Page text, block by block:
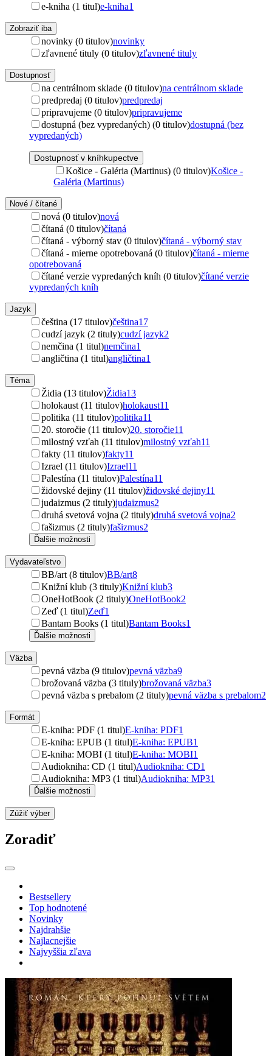
e-kniha (1 titul)e-kniha1
Zobraziť iba
novinky (0 titulov)novinky
zľavnené tituly (0 titulov)zľavnené tituly
Dostupnosť
na centrálnom sklade (0 titulov)na centrálnom sklade
predpredaj (0 titulov)predpredaj
pripravujeme (0 titulov)pripravujeme
dostupná (bez vypredaných) (0 titulov)dostupná (bez
vypredaných)
Dostupnosť v kníhkupectve
Košice - Galéria (Martinus) (0 titulov)Košice -
Galéria (Martinus)
Nové / čítané
nová (0 titulov)nová
čítaná (0 titulov)čítaná
čítaná - výborný stav (0 titulov)čítaná - výborný stav
čítaná - mierne opotrebovaná (0 titulov)čítaná - mierne
opotrebovaná
čítané verzie vypredaných kníh (0 titulov)čítané verzie
vypredaných kníh
Jazyk
čeština (17 titulov)čeština17
cudzí jazyk (2 tituly)cudzí jazyk2
nemčina (1 titul)nemčina1
angličtina (1 titul)angličtina1
Téma
Židia (13 titulov)Židia13
holokaust (11 titulov)holokaust11
politika (11 titulov)politika11
20. storočie (11 titulov)20. storočie11
milostný vzťah (11 titulov)milostný vzťah11
fakty (11 titulov)fakty11
Izrael (11 titulov)Izrael11
Palestína (11 titulov)Palestína11
židovské dejiny (11 titulov)židovské dejiny11
judaizmus (2 tituly)judaizmus2
druhá svetová vojna (2 tituly)druhá svetová vojna2
fašizmus (2 tituly)fašizmus2
Ďalšie možnosti
Vydavateľstvo
BB/art (8 titulov)BB/art8
Knižní klub (3 tituly)Knižní klub3
OneHotBook (2 tituly)OneHotBook2
Zeď (1 titul)Zeď1
Bantam Books (1 titul)Bantam Books1
Ďalšie možnosti
Väzba
pevná väzba (9 titulov)pevná väzba9
brožovaná väzba (3 tituly)brožovaná väzba3
pevná väzba s prebalom (2 tituly)pevná väzba s prebalom2
Formát
E-kniha: PDF (1 titul)E-kniha: PDF1
E-kniha: EPUB (1 titul)E-kniha: EPUB1
E-kniha: MOBI (1 titul)E-kniha: MOBI1
Audiokniha: CD (1 titul)Audiokniha: CD1
Audiokniha: MP3 (1 titul)Audiokniha: MP31
Ďalšie možnosti
Zúžiť výber
Zoradiť
Bestsellery
Top hodnotené
Novinky
Najdrahšie
Najlacnejšie
Najvyššia zľava